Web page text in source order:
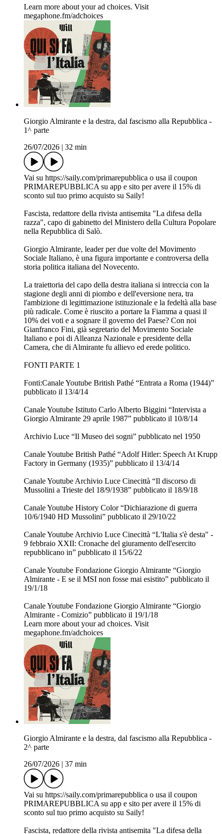
Learn more about your ad choices. Visit
megaphone.fm/adchoices
Giorgio Almirante e la destra, dal fascismo alla Repubblica -
1^ parte
26/07/2026
32 min
Vai su ⁠https://saily.com/primarepubblica⁠ o usa il coupon
PRIMAREPUBBLICA su app e sito per avere il 15% di
sconto sul tuo primo acquisto su Saily!
Fascista, redattore della rivista antisemita "La difesa della
razza", capo di gabinetto del Ministero della Cultura Popolare
nella Repubblica di Salò.
Giorgio Almirante, leader per due volte del Movimento
Sociale Italiano, è una figura importante e controversa della
storia politica italiana del Novecento.
La traiettoria del capo della destra italiana si intreccia con la
stagione degli anni di piombo e dell'eversione nera, tra
l'ambizione di legittimazione istituzionale e la fedeltà alla base
più radicale. Come è riuscito a portare la Fiamma a quasi il
10% dei voti e a sognare il governo del Paese? Con noi
Gianfranco Fini, già segretario del Movimento Sociale
Italiano e poi di Alleanza Nazionale e presidente della
Camera, che di Almirante fu allievo ed erede politico.
FONTI PARTE 1
Fonti:Canale Youtube British Pathé “Entrata a Roma (1944)”
pubblicato il 13/4/14
Canale Youtube Istituto Carlo Alberto Biggini “Intervista a
Giorgio Almirante 29 aprile 1987” pubblicato il 10/8/14
Archivio Luce “Il Museo dei sogni” pubblicato nel 1950
Canale Youtube British Pathé “Adolf Hitler: Speech At Krupp
Factory in Germany (1935)” pubblicato il 13/4/14
Canale Youtube Archivio Luce Cinecittà “Il discorso di
Mussolini a Trieste del 18/9/1938” pubblicato il 18/9/18
Canale Youtube History Color “Dichiarazione di guerra
10/6/1940 HD Mussolini” pubblicato il 29/10/22
Canale Youtube Archivio Luce Cinecittà “L'Italia s'è desta" -
9 febbraio XXII: Cronache del giuramento dell'esercito
repubblicano in” pubblicato il 15/6/22
Canale Youtube Fondazione Giorgio Almirante “Giorgio
Almirante - E se il MSI non fosse mai esistito” pubblicato il
19/1/18
Canale Youtube Fondazione Giorgio Almirante “Giorgio
Almirante - Comizio” pubblicato il 19/1/18
Learn more about your ad choices. Visit
megaphone.fm/adchoices
Giorgio Almirante e la destra, dal fascismo alla Repubblica -
2^ parte
26/07/2026
37 min
Vai su ⁠https://saily.com/primarepubblica⁠ o usa il coupon
PRIMAREPUBBLICA su app e sito per avere il 15% di
sconto sul tuo primo acquisto su Saily!
Fascista, redattore della rivista antisemita "La difesa della